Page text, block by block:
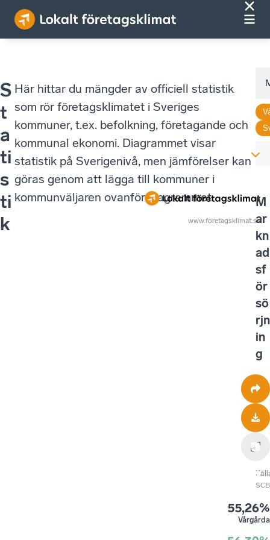
S
t
a
ti
s
ti
k
Här hittar du mängder av officiell statistik
som rör företagsklimatet i Sveriges
kommuner, t.ex. befolkning, företagande och
kommunal ekonomi. Diagrammet visar
statistik på Sverigenivå, men jämförelser kan
göras genom att lägga till kommuner i
kommunväljaren ovanför diagrammet.
www.foretagsklimat.se
M
ar
kn
ad
sf
ör
sö
rjn
in
g
SCB
55,26%
Vårgårda